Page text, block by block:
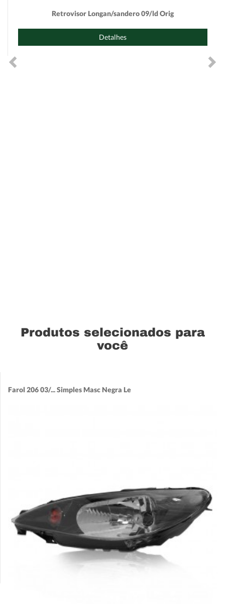
Retrovisor Longan/sandero 09/ld Orig
Detalhes
Produtos selecionados para
você
Farol 206 03/... Simples Masc Negra Le